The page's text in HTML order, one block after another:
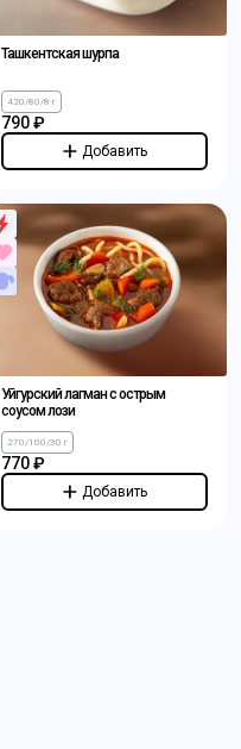
Ташкентская шурпа
420/80/8 г
790 ₽
Добавить
Уйгурский лагман с острым
соусом лози
270/100/30 г
770 ₽
Добавить